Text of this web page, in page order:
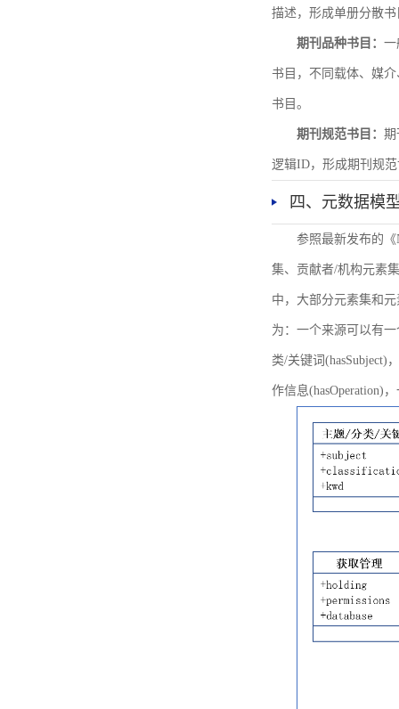
描述，形成单册分散
期刊品种书目： 一
书目，不同载体、媒
书目。
期刊规范书目： 期
逻辑ID，形成期刊规
四、元数据模
参照最新发布的
集、贡献者/机构元素
中，大部分元素集和
为：一个来源可以有
类/关键词(hasSubject)
作信息(hasOperation)